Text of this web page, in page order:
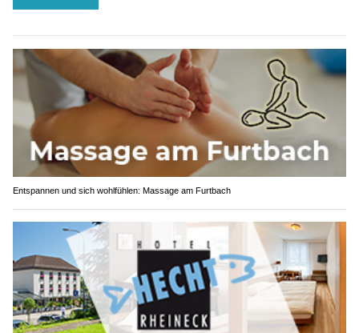
Entspannen und sich wohlfühlen: Massage am Furtbach